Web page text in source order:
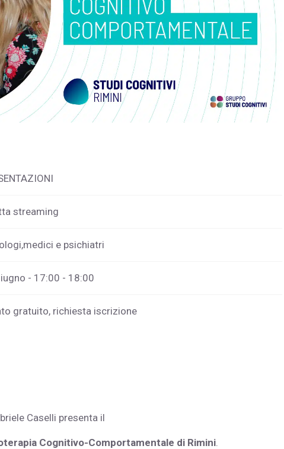
streaming
e psichiatri
- 17:00 - 18:00
gratuito, richiesta iscrizione
Caselli presenta il
Cognitivo-Comportamentale di Rimini.